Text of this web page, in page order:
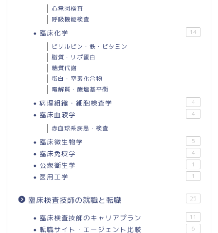
心電図検査
呼吸機能検査
臨床化学 14
ビリルビン・鉄・ビタミン
脂質・リポ蛋白
糖質代謝
蛋白・窒素化合物
電解質・酸塩基平衡
病理組織・細胞検査学 4
臨床血液学 4
赤血球系疾患・検査
臨床微生物学 5
臨床免疫学 4
公衆衛生学 1
医用工学 1
臨床検査技師の就職と転職 25
臨床検査技師のキャリアプラン 11
転職サイト・エージェント比較 6